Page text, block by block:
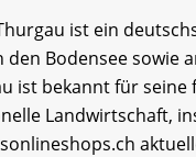
ist ein
Bodensee sowie
ist bekannt für
Landwirtschaft,